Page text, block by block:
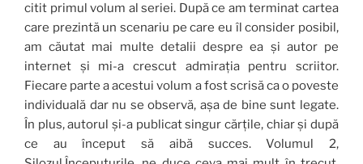
citit primul volum al seriei. După ce am terminat cartea
care prezintă un scenariu pe care eu îl consider posibil,
am căutat mai multe detalii despre ea și autor pe
internet și mi-a crescut admirația pentru scriitor.
Fiecare parte a acestui volum a fost scrisă ca o poveste
individuală dar nu se observă, așa de bine sunt legate.
În plus, autorul și-a publicat singur cărțile, chiar și după
ce au început să aibă succes. Volumul 2,